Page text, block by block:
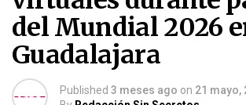
del Mundial 2026
Guadalajara
Published 3 meses ago on 21 mayo,